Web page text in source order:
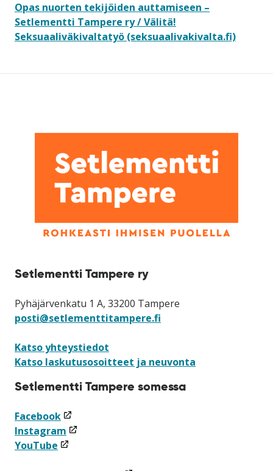
Opas nuorten tekijöiden auttamiseen –
Setlementti Tampere ry / Välitä!
Seksuaaliväkivaltatyö (seksuaalivakivalta.fi)
Setlementti Tampere ry
Pyhäjärvenkatu 1 A, 33200 Tampere
posti@setlementtitampere.fi
Katso yhteystiedot
Katso laskutusosoitteet ja neuvonta
Setlementti Tampere somessa
Facebook(linkki
avataan
uuteen
Instagram (linkki
avataan
YouTube (linkki